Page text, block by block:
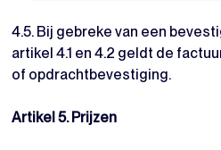
4.5. Bij gebreke van een
artikel 4.1 en 4.2 geldt de
of opdrachtbevestiging.
Artikel 5. Prijzen